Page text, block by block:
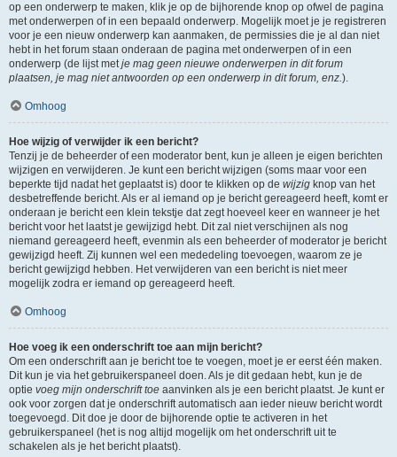
op een onderwerp te maken, klik je op de bijhorende knop op ofwel de pagina
met onderwerpen of in een bepaald onderwerp. Mogelijk moet je je registreren
voor je een nieuw onderwerp kan aanmaken, de permissies die je al dan niet
hebt in het forum staan onderaan de pagina met onderwerpen of in een
onderwerp (de lijst metje mag geen nieuwe onderwerpen in dit forum
plaatsen, je mag niet antwoorden op een onderwerp in dit forum, enz.).
Omhoog
Hoe wijzig of verwijder ik een bericht?
Tenzij je de beheerder of een moderator bent, kun je alleen je eigen berichten
wijzigen en verwijderen. Je kunt een bericht wijzigen (soms maar voor een
beperkte tijd nadat het geplaatst is) door te klikken op de wijzig knop van het
desbetreffende bericht. Als er al iemand op je bericht gereageerd heeft, komt er
onderaan je bericht een klein tekstje dat zegt hoeveel keer en wanneer je het
bericht voor het laatst je gewijzigd hebt. Dit zal niet verschijnen als nog
niemand gereageerd heeft, evenmin als een beheerder of moderator je bericht
gewijzigd heeft. Zij kunnen wel een mededeling toevoegen, waarom ze je
bericht gewijzigd hebben. Het verwijderen van een bericht is niet meer
mogelijk zodra er iemand op gereageerd heeft.
Omhoog
Hoe voeg ik een onderschrift toe aan mijn bericht?
Om een onderschrift aan je bericht toe te voegen, moet je er eerst één maken.
Dit kun je via het gebruikerspaneel doen. Als je dit gedaan hebt, kun je de
optie voeg mijn onderschrift toe aanvinken als je een bericht plaatst. Je kunt er
ook voor zorgen dat je onderschrift automatisch aan ieder nieuw bericht wordt
toegevoegd. Dit doe je door de bijhorende optie te activeren in het
gebruikerspaneel (het is nog altijd mogelijk om het onderschrift uit te
schakelen als je het bericht plaatst).